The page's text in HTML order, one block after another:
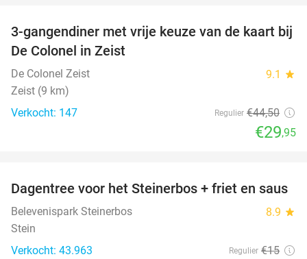
33%
3-gangendiner met vrije keuze van de kaart bij
De Colonel in Zeist
De Colonel Zeist 9.1 star
Zeist (9 km)
Verkocht: 147
Regulier €44,50
€29,95
37%
Dagentree voor het Steinerbos + friet en saus
Belevenispark Steinerbos 8.9 star
Stein
Verkocht: 43.963
Regulier €15